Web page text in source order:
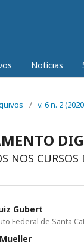
Notícias
/ v. 6 n. 2
NOS
Gubert
Federal de Santa